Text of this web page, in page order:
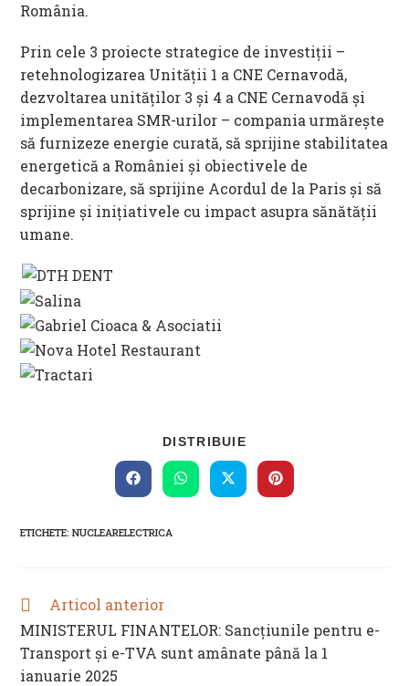
România.
Prin cele 3 proiecte strategice de investiții –
retehnologizarea Unității 1 a CNE Cernavodă,
dezvoltarea unităților 3 și 4 a CNE Cernavodă și
implementarea SMR-urilor – compania urmărește
să furnizeze energie curată, să sprijine stabilitatea
energetică a României și obiectivele de
decarbonizare, să sprijine Acordul de la Paris și să
sprijine și inițiativele cu impact asupra sănătății
umane.
DISTRIBUIE
THIS
CONTENT
Opens
in
window
Opens
in
Opens
in
Opens
in
ETICHETE:NUCLEARELECTRICA
READ
ARTICLES
Articol anterior
MINISTERUL FINANTELOR: Sancţiunile pentru e-
Transport şi e-TVA sunt amânate până la 1
ianuarie 2025